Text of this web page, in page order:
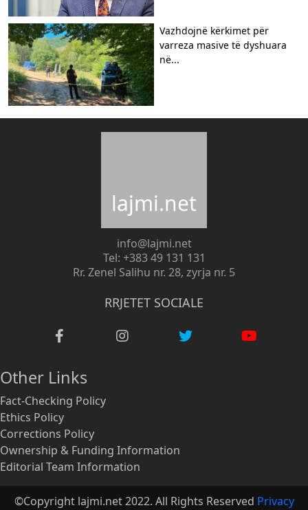
Vazhdojnë kërkimet për
varreza masive të dyshuara
në...
lajmi.net
info@lajmi.net
Tel: +383 49 131 131
Rr. Zenel Salihu nr. 28, zyrja nr. 5
RRJETET SOCIALE
Other Links
Fact-Checking Policy
Ethics Policy
Corrections Policy
Ownership & Funding Information
Editorial Team Information
©Copyright lajmi.net 2022. All Rights Reserved Privacy